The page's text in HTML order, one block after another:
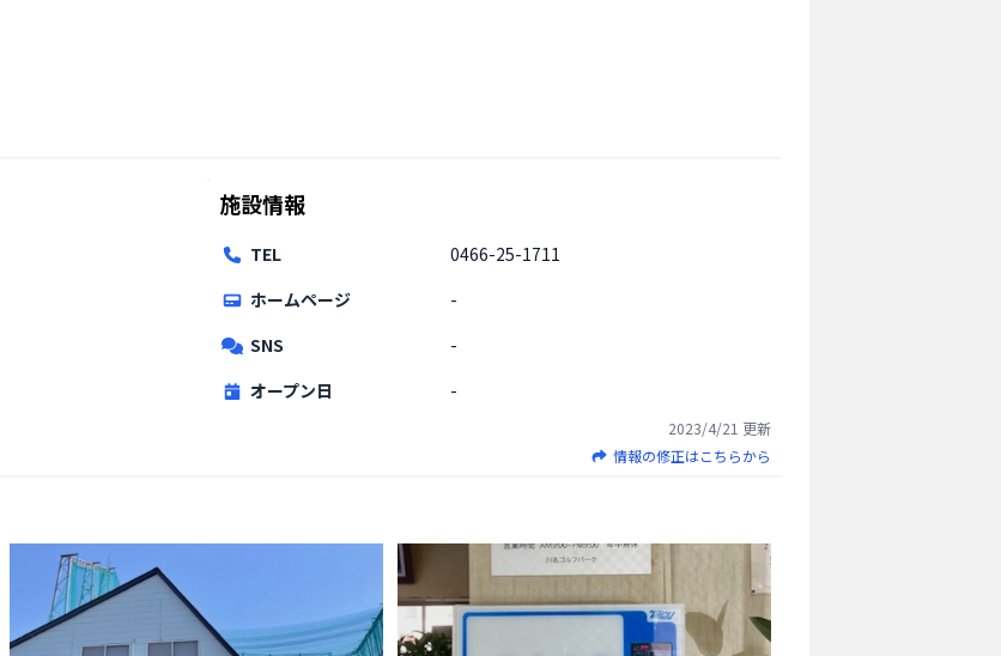
施設情報
TEL
0466-25-1711
ホームページ
-
SNS
-
オープン日
-
2023/4/21 更新
情報の修正はこちらから